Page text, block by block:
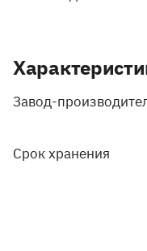
Завод-
Срок хранения